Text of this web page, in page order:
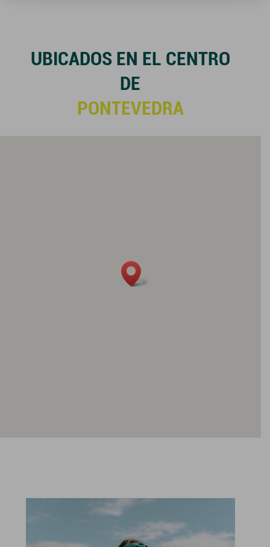
UBICADOS EN EL CENTRO
DE
PONTEVEDRA